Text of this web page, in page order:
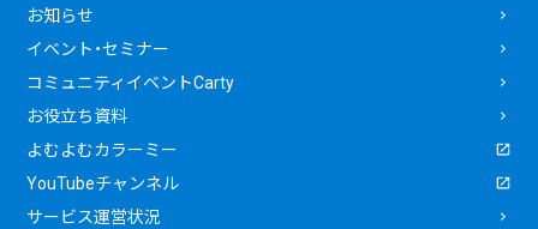
お知らせ
イベント・セミナー
コミュニティイベントCarty
お役立ち資料
よむよむカラーミー
YouTubeチャンネル
サービス運営状況